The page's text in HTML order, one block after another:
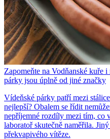
Zapomeňte na Vodňanské kuře
párky jsou úplně od jiné značky
Vídeňské párky patří mezi
nejlepší? Obalem se řídit
nepříjemné rozdíly mezi tím, co
laboratoř skutečně naměřila.
překvapivého vítěze.